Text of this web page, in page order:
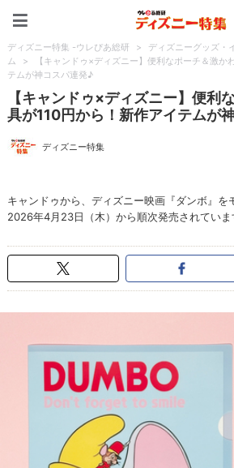
ディズニー特集 -ウレぴあ総研 > ディズニーグッズ・
ム
>
【キャンドゥ×ディズニー】便利なポーチ＆激か
テムが神コスパ連発♪
【キャンドゥ×ディズニー】便利
具が110円から！新作アイテムが
ディズニー特集
キャンドゥから、ディズニー映画『ダンボ』を
2026年4月23日（木）から順次発売されていま